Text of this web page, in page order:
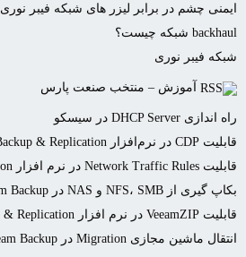
ایمنی چشم در برابر لیزر های شبکه فیبر نوری
backhaul شبکه چیست؟
شبکه فیبر نوری
آموزش – منتخب صنعت پارس
راه اندازی DHCP Server در سیسکو
قابلیت CDP در نرم‌افزار Veeam Backup & Replication
قابلیت Network Traffic Rules در نرم افزار Veeam Backup & Replication
بکاپ گیری از NFS، SMB و NAS در Veeam Backup
قابلیت VeeamZIP در نرم افزار Veeam Backup & Replication
انتقال ماشین مجازی Migration در Veeam Backup